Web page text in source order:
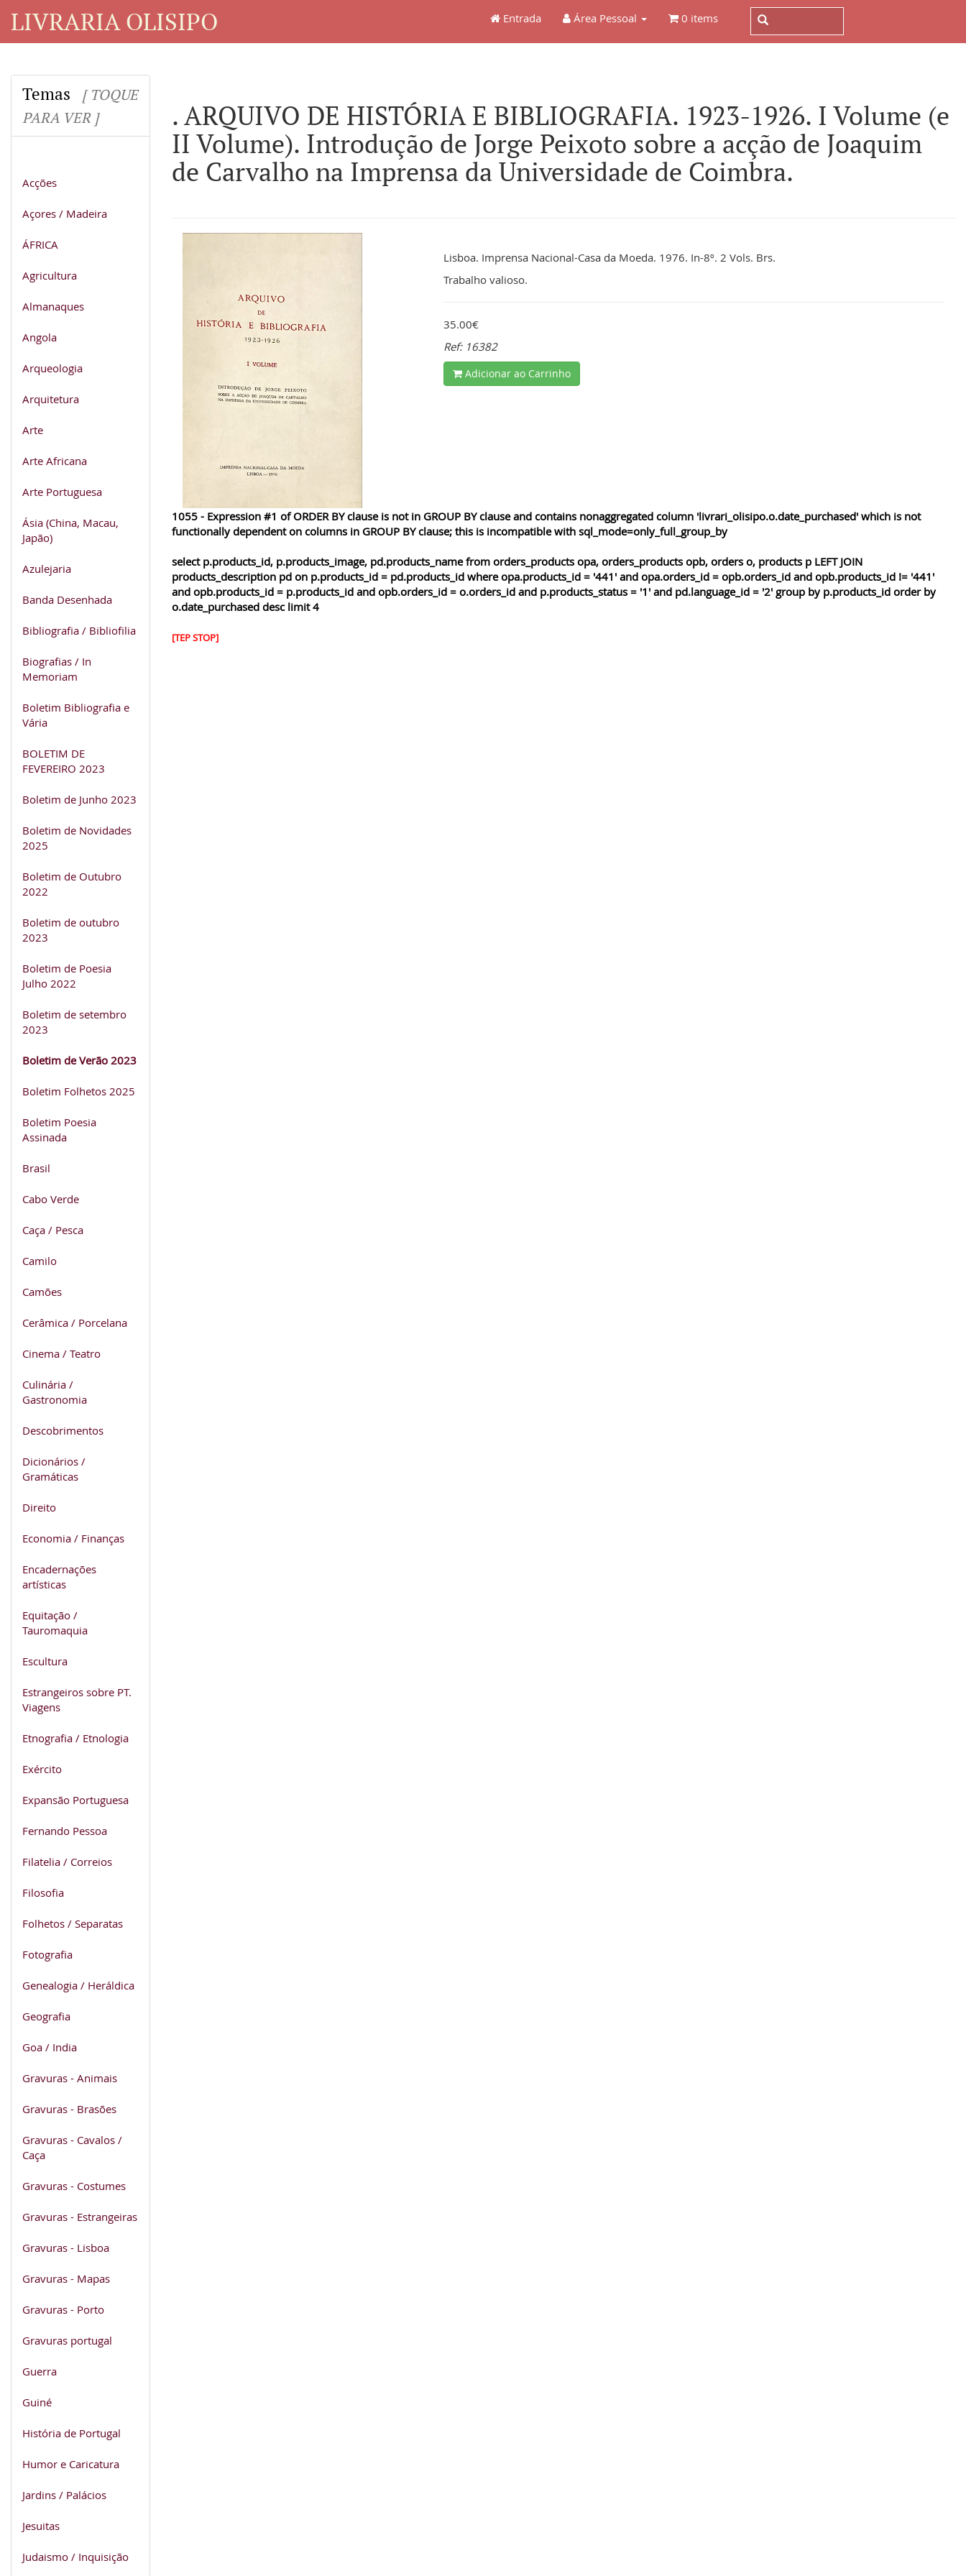
LIVRARIA OLISIPO Entrada Área Pessoal 0 items
Temas
[ TOQUE
PARA VER ]
Acções
Açores / Madeira
ÁFRICA
Agricultura
Almanaques
Angola
Arqueologia
Arquitetura
Arte
Arte Africana
Arte Portuguesa
Ásia (China, Macau,
Japão)
Azulejaria
Banda Desenhada
Bibliografia / Bibliofilia
Biografias / In
Memoriam
Boletim Bibliografia e
Vária
BOLETIM DE
FEVEREIRO 2023
Boletim de Junho 2023
Boletim de Novidades
2025
Boletim de Outubro
2022
Boletim de outubro
2023
Boletim de Poesia
Julho 2022
Boletim de setembro
2023
Boletim de Verão 2023
Boletim Folhetos 2025
Boletim Poesia
Assinada
Brasil
Cabo Verde
Caça / Pesca
Camilo
Camões
Cerâmica / Porcelana
Cinema / Teatro
Culinária /
Gastronomia
Descobrimentos
Dicionários /
Gramáticas
Direito
Economia / Finanças
Encadernações
artísticas
Equitação /
Tauromaquia
Escultura
Estrangeiros sobre PT.
Viagens
Etnografia / Etnologia
Exército
Expansão Portuguesa
Fernando Pessoa
Filatelia / Correios
Filosofia
Folhetos / Separatas
Fotografia
Genealogia / Heráldica
Geografia
Goa / India
Gravuras - Animais
Gravuras - Brasões
Gravuras - Cavalos /
Caça
Gravuras - Costumes
Gravuras - Estrangeiras
Gravuras - Lisboa
Gravuras - Mapas
Gravuras - Porto
Gravuras portugal
Guerra
Guiné
História de Portugal
Humor e Caricatura
Jardins / Palácios
Jesuitas
Judaismo / Inquisição
. ARQUIVO DE HISTÓRIA E BIBLIOGRAFIA. 1923-1926. I Volume (e
II Volume). Introdução de Jorge Peixoto sobre a acção de Joaquim
de Carvalho na Imprensa da Universidade de Coimbra.
Lisboa. Imprensa Nacional-Casa da Moeda. 1976. In-8º. 2 Vols. Brs.
Trabalho valioso.
35.00€
Ref: 16382
Adicionar ao Carrinho
1055 - Expression #1 of ORDER BY clause is not in GROUP BY clause and contains nonaggregated column 'livrari_olisipo.o.date_purchased' which is not
functionally dependent on columns in GROUP BY clause; this is incompatible with sql_mode=only_full_group_by
select p.products_id, p.products_image, pd.products_name from orders_products opa, orders_products opb, orders o, products p LEFT JOIN
products_description pd on p.products_id = pd.products_id where opa.products_id = '441' and opa.orders_id = opb.orders_id and opb.products_id != '441'
and opb.products_id = p.products_id and opb.orders_id = o.orders_id and p.products_status = '1' and pd.language_id = '2' group by p.products_id order by
o.date_purchased desc limit 4
[TEP STOP]